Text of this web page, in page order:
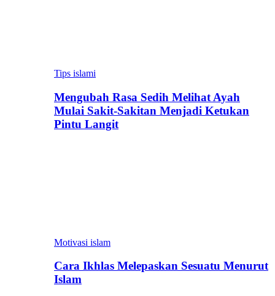
Tips islami
Mengubah Rasa Sedih Melihat Ayah
Mulai Sakit-Sakitan Menjadi Ketukan
Pintu Langit
Motivasi islam
Cara Ikhlas Melepaskan Sesuatu Menurut
Islam